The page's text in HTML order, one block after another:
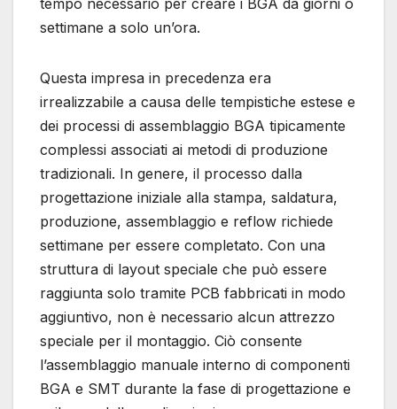
tempo necessario per creare i BGA da giorni o
settimane a solo un’ora.
Questa impresa in precedenza era
irrealizzabile a causa delle tempistiche estese e
dei processi di assemblaggio BGA tipicamente
complessi associati ai metodi di produzione
tradizionali. In genere, il processo dalla
progettazione iniziale alla stampa, saldatura,
produzione, assemblaggio e reflow richiede
settimane per essere completato. Con una
struttura di layout speciale che può essere
raggiunta solo tramite PCB fabbricati in modo
aggiuntivo, non è necessario alcun attrezzo
speciale per il montaggio. Ciò consente
l’assemblaggio manuale interno di componenti
BGA e SMT durante la fase di progettazione e